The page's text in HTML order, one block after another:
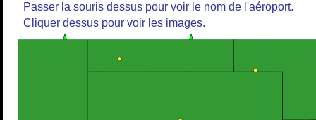
Passer la souris dessus pour voir le nom de l'aéroport.
Cliquer dessus pour voir les images.